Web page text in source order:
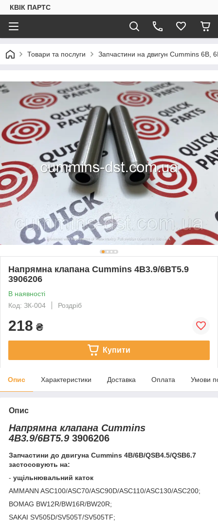
КВІК ПАРТС
Товари та послуги Запчастини на двигун Cummins 6B,
Напрямна клапана Cummins 4B3.9/6BT5.9
3906206
В наявності
Код: ЗК-004
Роздріб
218 ₴
Купити
Опис Характеристики Доставка Оплата Умови
Опис
Напрямна клапана Cummins
4B3.9/6BT5.9 3906206
Запчастини до двигуна Cummins 4B/6B/QSB4.5/QSB6.7
застосовують на:
- ущільнювальний каток
AMMANN ASC100/ASC70/ASC90D/ASC110/ASC130/ASC200;
BOMAG BW12R/BW16R/BW20R;
SAKAI SV505D/SV505T/SV505TF;